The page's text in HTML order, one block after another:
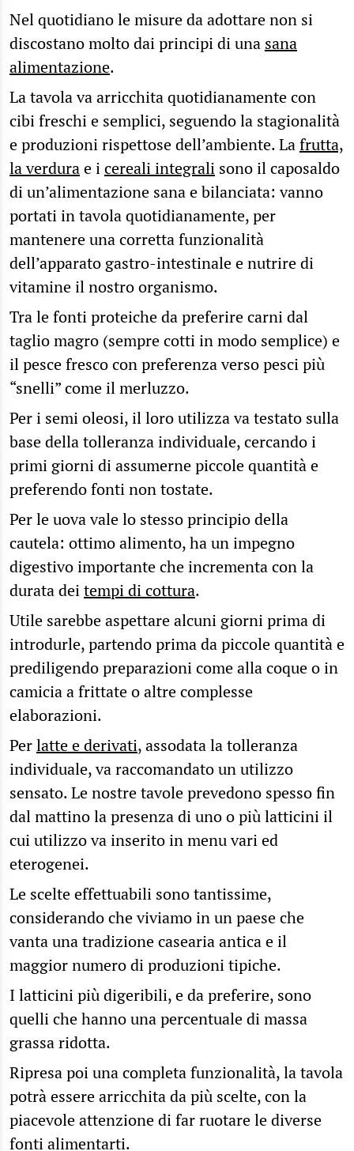
Nel quotidiano le misure da adottare non si
discostano molto dai principi di una sana
alimentazione.
La tavola va arricchita quotidianamente con
cibi freschi e semplici, seguendo la stagionalità
e produzioni rispettose dell’ambiente. Lafrutta,
la verdurae icereali integrali sono il caposaldo
di un’alimentazione sana e bilanciata: vanno
portati in tavola quotidianamente, per
mantenere una corretta funzionalità
dell’apparato gastro-intestinale e nutrire di
vitamine il nostro organismo.
Tra le fonti proteiche da preferire carni dal
taglio magro (sempre cotti in modo semplice) e
il pesce fresco con preferenza verso pesci più
“snelli” come il merluzzo.
Per i semi oleosi, il loro utilizza va testato sulla
base della tolleranza individuale, cercando i
primi giorni di assumerne piccole quantità e
preferendo fonti non tostate.
Per le uova vale lo stesso principio della
cautela: ottimo alimento, ha un impegno
digestivo importante che incrementa con la
durata deitempi di cottura.
Utile sarebbe aspettare alcuni giorni prima di
introdurle, partendo prima da piccole quantità e
prediligendo preparazioni come alla coque o in
camicia a frittate o altre complesse
elaborazioni.
Perlatte e derivati, assodata la tolleranza
individuale, va raccomandato un utilizzo
sensato. Le nostre tavole prevedono spesso fin
dal mattino la presenza di uno o più latticini il
cui utilizzo va inserito in menu vari ed
eterogenei.
Le scelte effettuabili sono tantissime,
considerando che viviamo in un paese che
vanta una tradizione casearia antica e il
maggior numero di produzioni tipiche.
I latticini più digeribili, e da preferire, sono
quelli che hanno una percentuale di massa
grassa ridotta.
Ripresa poi una completa funzionalità, la tavola
potrà essere arricchita da più scelte, con la
piacevole attenzione di far ruotare le diverse
fonti alimentarti.